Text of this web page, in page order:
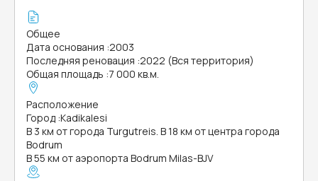
Общее
Дата основания :2003
Последняя реновация :2022 (Вся территория)
Общая площадь :7 000 кв.м.
Расположение
Город :Kadikalesi
В 3 км от города Turgutreis. В 18 км от центра города
Bodrum
В 55 км от аэропорта Bodrum Milas-BJV